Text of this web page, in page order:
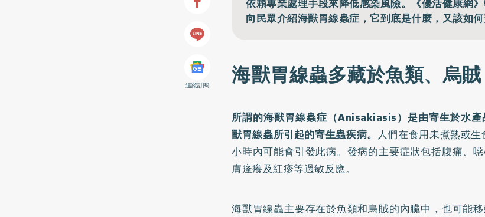
追蹤訂閱
依賴專業處理手段來降低感染風險。《優活健康網
向民眾介紹海獸胃線蟲症，它到底是什麼，又該如何
海獸胃線蟲多藏於魚類、烏賊
所謂的海獸胃線蟲症（Anisakiasis）是由寄生於水
獸胃線蟲所引起的寄生蟲疾病。 人們在食用未煮熟或
小時內可能會引發此病。發病的主要症狀包括腹痛、
膚瘙癢及紅疹等過敏反應。
海獸胃線蟲主要存在於魚類和烏賊的內臟中，也可能